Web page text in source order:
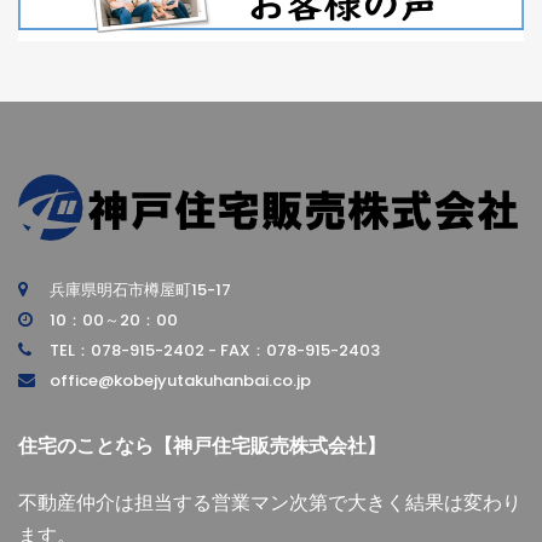
兵庫県明石市樽屋町15-17
10：00～20：00
TEL：078-915-2402 - FAX：078-915-2403
office@kobejyutakuhanbai.co.jp
住宅のことなら【神戸住宅販売株式会社】
不動産仲介は担当する営業マン次第で大きく結果は変わり
ます。